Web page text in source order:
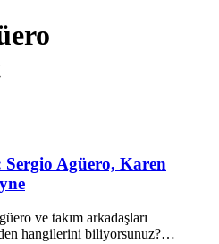
Sergio Agüero, Karen
ve takım arkadaşları
hangilerini biliyorsunuz?…